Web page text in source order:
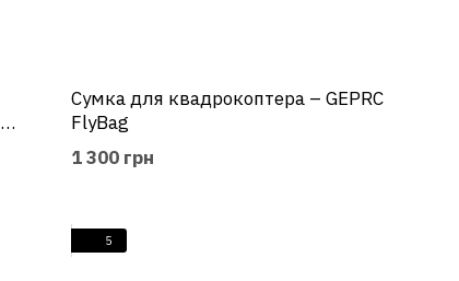
Сумка для квадрокоптера – GEPRC
FlyBag
1 300 грн
5